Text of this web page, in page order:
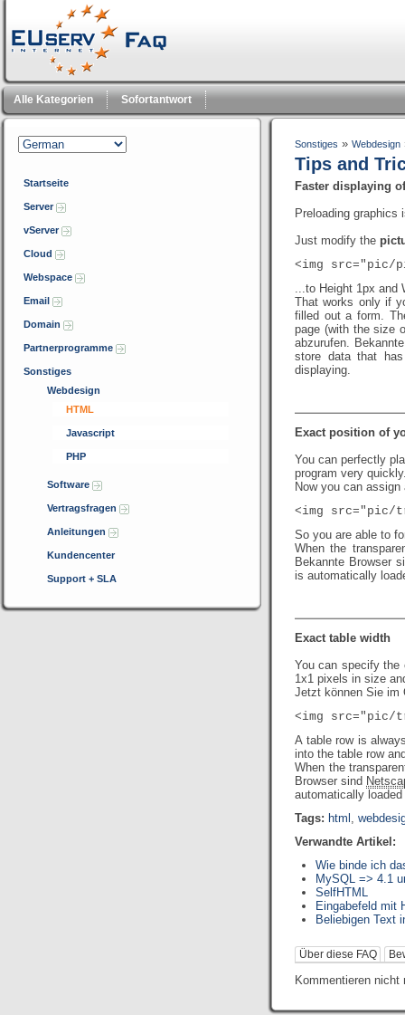
Alle Kategorien Sofortantwort
Startseite
Server
vServer
Cloud
Webspace
Email
Domain
Partnerprogramme
Sonstiges
Webdesign
HTML
Javascript
PHP
Software
Vertragsfragen
Anleitungen
Kundencenter
Support + SLA
Sonstiges » Webdesign
Tips and
Faster displaying
Preloading
Just modify the
<img
...to Height 1px and
That works only if
filled out a form.
page (with the size
abzurufen.
store data that
displaying.
Exact position of
You can perfectly
program very
Now you can
<img
So you are able to
When the
Bekannte Browser
is automatically
Exact table width
You can specify
1x1 pixels in size
Jetzt können Sie im
<img
A table row is
into the table row
When the
Browser sind
automatically
Tags: html ,
Verwandte Artikel:
Wie binde ich
MySQL => 4.1
SelfHTML
Eingabefeld mit
Beliebigen Text
Über diese FAQ
Kommentieren nicht